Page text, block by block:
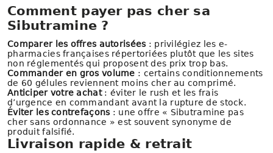
Comment payer pas cher sa
Sibutramine ?
Comparer les offres autorisées: privilégiez les e-
pharmacies françaises répertoriées plutôt que les sites
non réglementés qui proposent des prix trop bas.
Commander en gros volume : certains conditionnements
de 60 gélules reviennent moins cher au comprimé.
Anticiper votre achat: éviter le rush et les frais
d’urgence en commandant avant la rupture de stock.
Éviter les contrefaçons: une offre « Sibutramine pas
cher sans ordonnance » est souvent synonyme de
produit falsifié.
Livraison rapide & retrait